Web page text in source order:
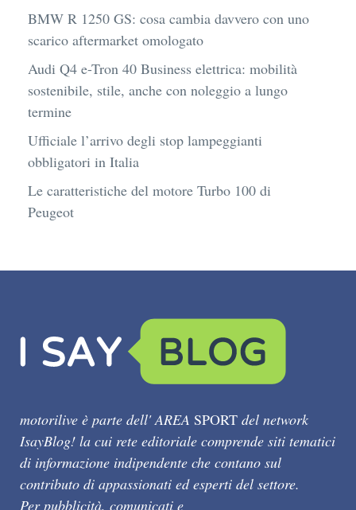
BMW R 1250 GS: cosa cambia davvero con uno
scarico aftermarket omologato
Audi Q4 e-Tron 40 Business elettrica: mobilità
sostenibile, stile, anche con noleggio a lungo
termine
Ufficiale l’arrivo degli stop lampeggianti
obbligatori in Italia
Le caratteristiche del motore Turbo 100 di
Peugeot
motorilive è parte dell' AREA SPORT del network
IsayBlog! la cui rete editoriale comprende siti tematici
di informazione indipendente che contano sul
contributo di appassionati ed esperti del settore.
Per pubblicità, comunicati e